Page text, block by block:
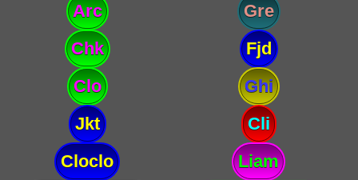
Arc
Gre
Chk
Fjd
Clo
Ghi
Jkt
Cli
Cloclo
Liam